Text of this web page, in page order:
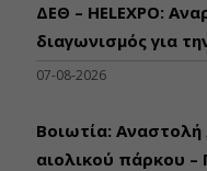
ΔΕΘ – HELEXPO:
διαγωνισμός για
07-08-2026
Βοιωτία: Αναστολή
αιολικού πάρκου